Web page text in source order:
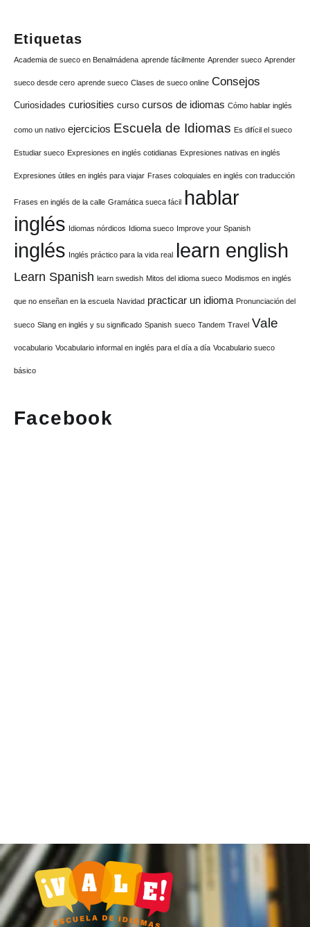
Etiquetas
Academia de sueco en Benalmádena aprende fácilmente Aprender sueco Aprender
sueco desde cero aprende sueco Clases de sueco online Consejos
Curiosidades curiosities curso cursos de idiomas Cómo hablar inglés
como un nativo ejercicios Escuela de Idiomas Es difícil el sueco
Estudiar sueco Expresiones en inglés cotidianas Expresiones nativas en inglés
Expresiones útiles en inglés para viajar Frases coloquiales en inglés con traducción
Frases en inglés de la calle Gramática sueca fácil hablar
inglés Idiomas nórdicos Idioma sueco Improve your Spanish
inglés Inglés práctico para la vida real learn english
Learn Spanish learn swedish Mitos del idioma sueco Modismos en inglés
que no enseñan en la escuela Navidad practicar un idioma Pronunciación del
sueco Slang en inglés y su significado Spanish sueco Tandem Travel Vale
vocabulario Vocabulario informal en inglés para el día a día Vocabulario sueco
básico
Facebook